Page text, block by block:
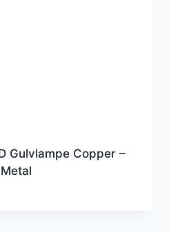
Gulvlampe Copper –